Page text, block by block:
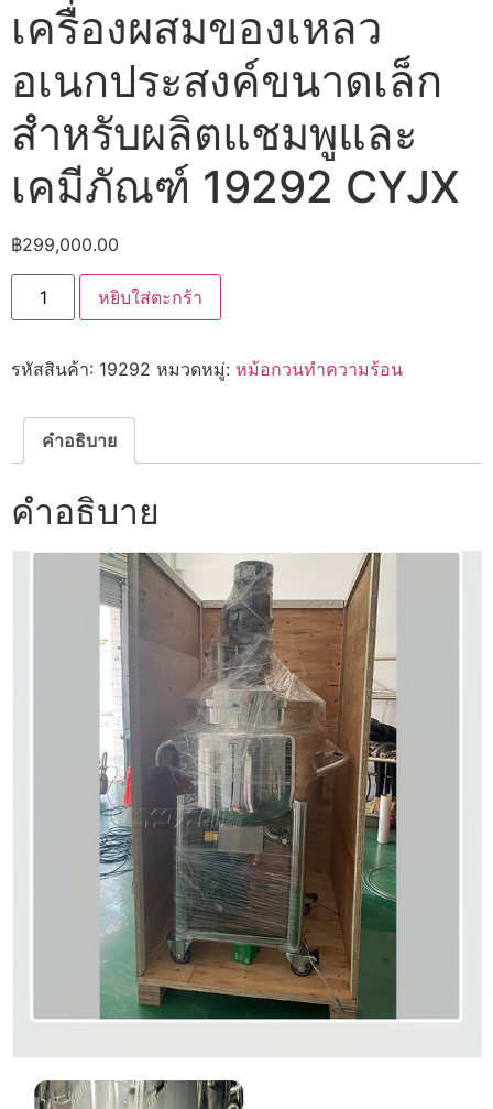
เครื่องผสมของเหลว
อเนกประสงค์ขนาดเล็ก
สำหรับผลิตแชมพูและ
เคมีภัณฑ์ 19292 CYJX
฿299,000.00
จำนวน
เครื่อง
ผสม
ขนาด
ผลิต
แชมพู
และ
19292
CYJX
ชิ้น
หยิบใส่ตะกร้า
รหัสสินค้า: 19292 หมวดหมู่: หม้อกวนทำความร้อน
คำอธิบาย
คำอธิบาย